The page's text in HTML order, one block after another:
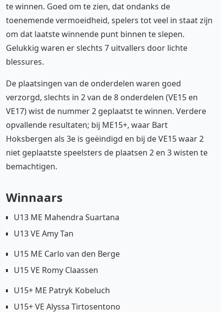
te winnen. Goed om te zien, dat ondanks de
toenemende vermoeidheid, spelers tot veel in staat zijn
om dat laatste winnende punt binnen te slepen.
Gelukkig waren er slechts 7 uitvallers door lichte
blessures.
De plaatsingen van de onderdelen waren goed
verzorgd, slechts in 2 van de 8 onderdelen (VE15 en
VE17) wist de nummer 2 geplaatst te winnen. Verdere
opvallende resultaten; bij ME15+, waar Bart
Hoksbergen als 3e is geëindigd en bij de VE15 waar 2
niet geplaatste speelsters de plaatsen 2 en 3 wisten te
bemachtigen.
Winnaars
U13 ME Mahendra Suartana
U13 VE Amy Tan
U15 ME Carlo van den Berge
U15 VE Romy Claassen
U15+ ME Patryk Kobeluch
U15+ VE Alyssa Tirtosentono